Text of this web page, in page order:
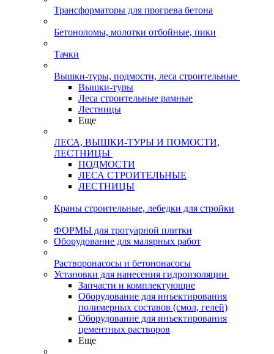
Трансформаторы для прогрева бетона
Бетоноломы, молотки отбойные, пики
Тачки
Вышки-туры, подмости, леса строительные
Вышки-туры
Леса строительные рамные
Лестницы
Еще
ЛЕСА, ВЫШКИ-ТУРЫ И ПОМОСТИ,
ЛЕСТНИЦЫ
ПОДМОСТИ
ЛЕСА СТРОИТЕЛЬНЫЕ
ЛЕСТНИЦЫ
Краны строительные, лебедки для стройки
ФОРМЫ для тротуарной плитки
Оборудование для малярных работ
Растворонасосы и бетононасосы
Установки для нанесения гидроизоляции
Запчасти и комплектующие
Оборудование для инъектирования
полимерных составов (смол, гелей)
Оборудование для инъектирования
цементных растворов
Еще